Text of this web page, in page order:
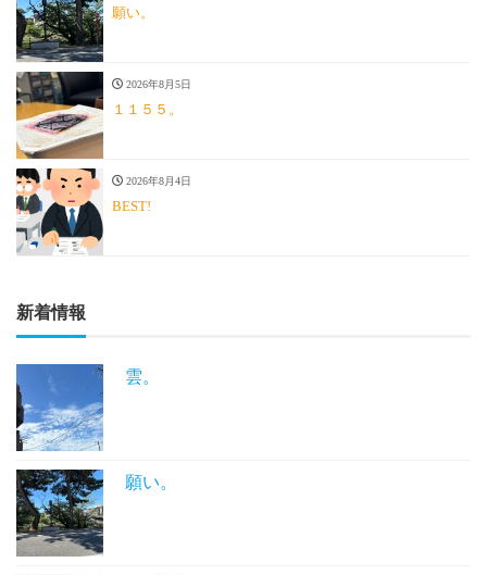
願い。
2026年8月5日
１１５５。
2026年8月4日
BEST!
新着情報
雲。
願い。